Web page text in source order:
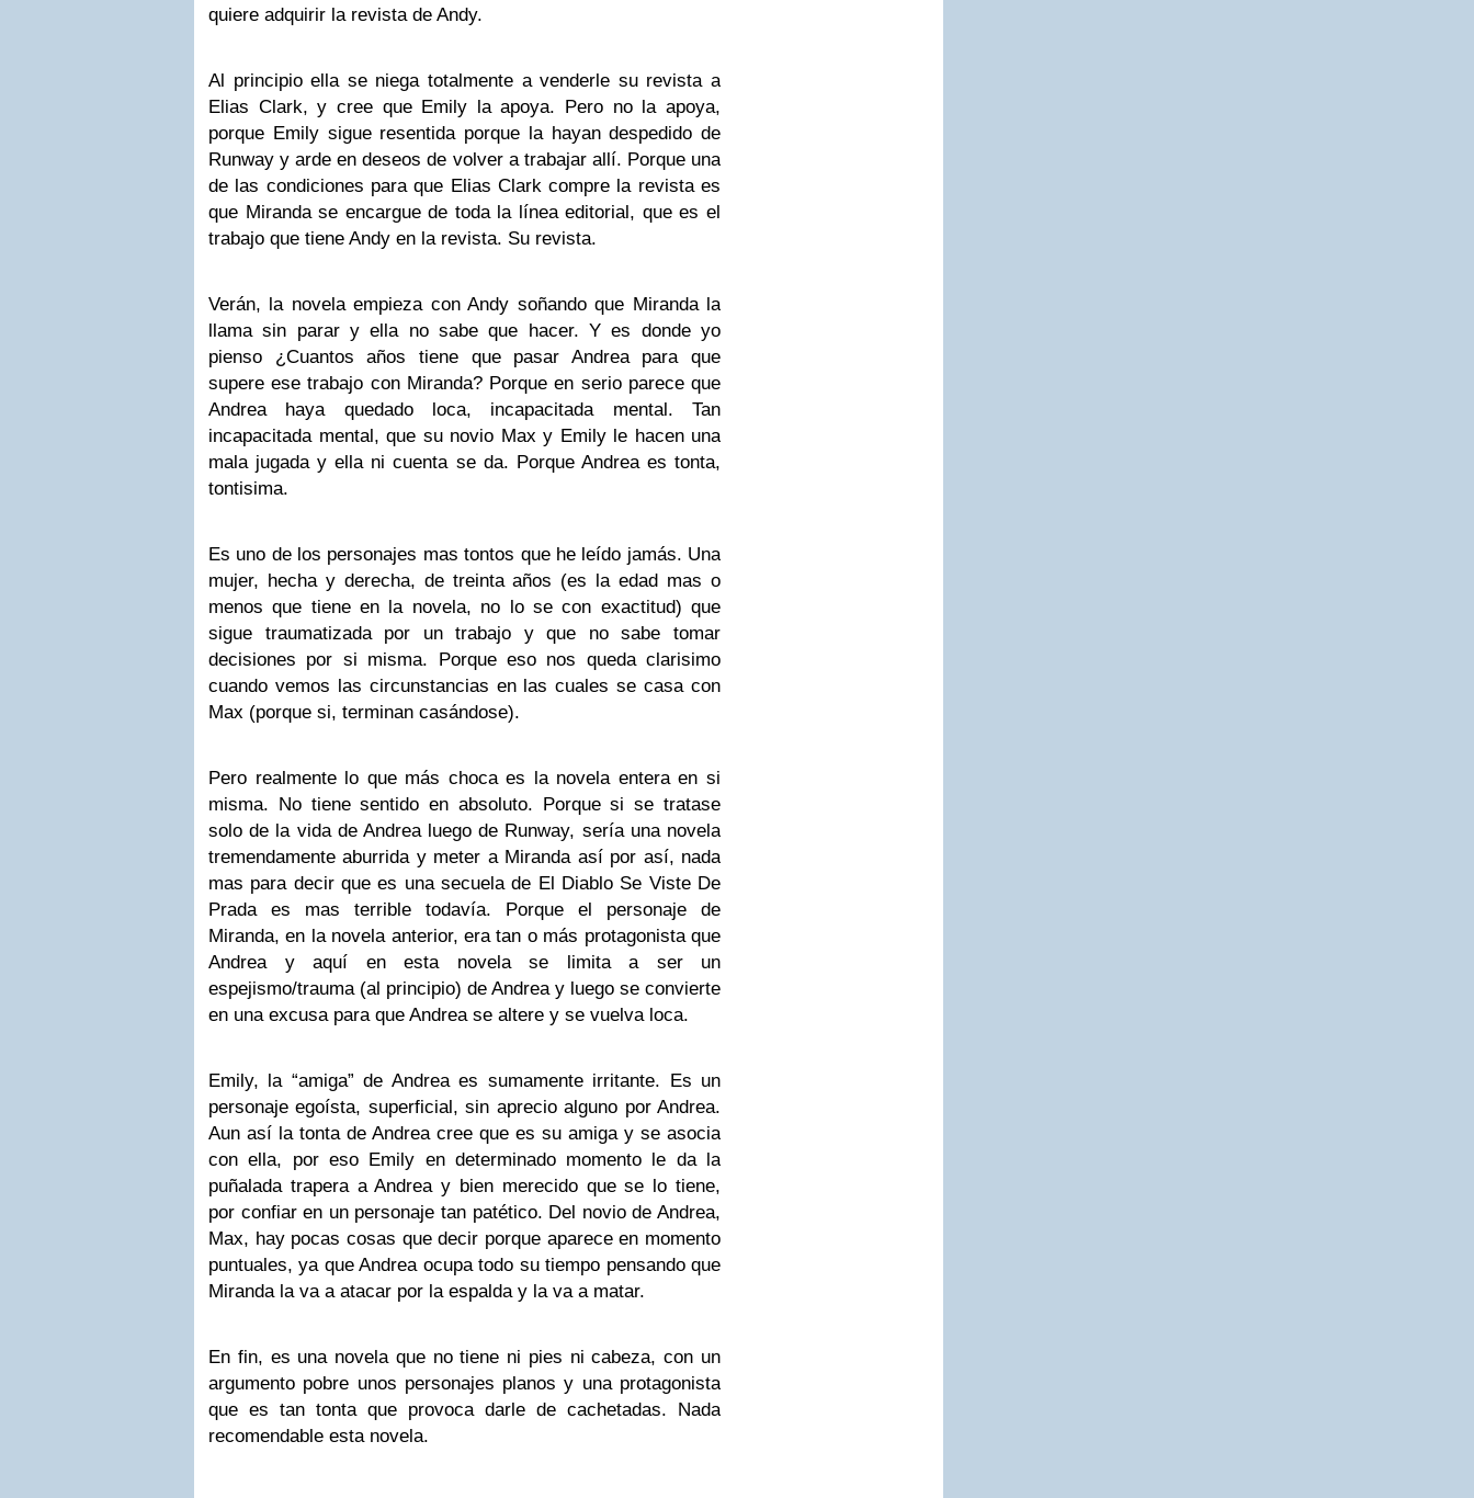
quiere adquirir la revista de Andy.
Al principio ella se niega totalmente a venderle su revista a
Elias Clark, y cree que Emily la apoya. Pero no la apoya,
porque Emily sigue resentida porque la hayan despedido de
Runway y arde en deseos de volver a trabajar allí. Porque una
de las condiciones para que Elias Clark compre la revista es
que Miranda se encargue de toda la línea editorial, que es el
trabajo que tiene Andy en la revista. Su revista.
Verán, la novela empieza con Andy soñando que Miranda la
llama sin parar y ella no sabe que hacer. Y es donde yo
pienso ¿Cuantos años tiene que pasar Andrea para que
supere ese trabajo con Miranda? Porque en serio parece que
Andrea haya quedado loca, incapacitada mental. Tan
incapacitada mental, que su novio Max y Emily le hacen una
mala jugada y ella ni cuenta se da. Porque Andrea es tonta,
tontisima.
Es uno de los personajes mas tontos que he leído jamás. Una
mujer, hecha y derecha, de treinta años (es la edad mas o
menos que tiene en la novela, no lo se con exactitud) que
sigue traumatizada por un trabajo y que no sabe tomar
decisiones por si misma. Porque eso nos queda clarisimo
cuando vemos las circunstancias en las cuales se casa con
Max (porque si, terminan casándose).
Pero realmente lo que más choca es la novela entera en si
misma. No tiene sentido en absoluto. Porque si se tratase
solo de la vida de Andrea luego de Runway, sería una novela
tremendamente aburrida y meter a Miranda así por así, nada
mas para decir que es una secuela de El Diablo Se Viste De
Prada es mas terrible todavía. Porque el personaje de
Miranda, en la novela anterior, era tan o más protagonista que
Andrea y aquí en esta novela se limita a ser un
espejismo/trauma (al principio) de Andrea y luego se convierte
en una excusa para que Andrea se altere y se vuelva loca.
Emily, la “amiga” de Andrea es sumamente irritante. Es un
personaje egoísta, superficial, sin aprecio alguno por Andrea.
Aun así la tonta de Andrea cree que es su amiga y se asocia
con ella, por eso Emily en determinado momento le da la
puñalada trapera a Andrea y bien merecido que se lo tiene,
por confiar en un personaje tan patético. Del novio de Andrea,
Max, hay pocas cosas que decir porque aparece en momento
puntuales, ya que Andrea ocupa todo su tiempo pensando que
Miranda la va a atacar por la espalda y la va a matar.
En fin, es una novela que no tiene ni pies ni cabeza, con un
argumento pobre unos personajes planos y una protagonista
que es tan tonta que provoca darle de cachetadas. Nada
recomendable esta novela.